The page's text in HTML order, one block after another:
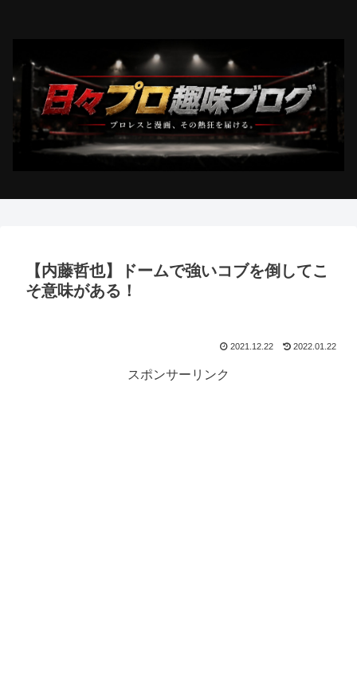
【内藤哲也】ドームで強いコブを倒してこ
そ意味がある！
2021.12.22 2022.01.22
スポンサーリンク